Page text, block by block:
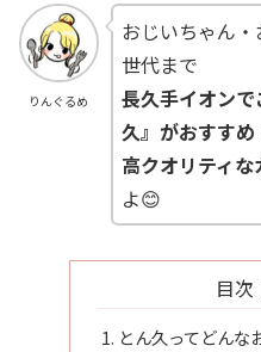
りんぐるめ
おじいちゃん
世代まで
長久手イオン
久』がおすすめ
高クオリティ
よ😊
目次
とん久ってどんな